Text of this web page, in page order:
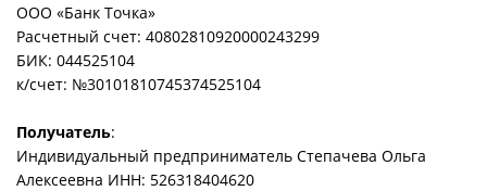
ООО «Банк Точка»
Расчетный счет: 40802810920000243299
БИК: 044525104
к/счет: №30101810745374525104
Получатель:
Индивидуальный предприниматель Степачева Ольга
Алексеевна ИНН: 526318404620